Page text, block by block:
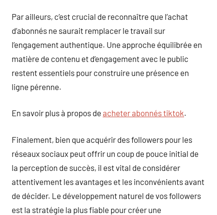
Par ailleurs, c’est crucial de reconnaître que l’achat
d’abonnés ne saurait remplacer le travail sur
l’engagement authentique. Une approche équilibrée en
matière de contenu et d’engagement avec le public
restent essentiels pour construire une présence en
ligne pérenne.
En savoir plus à propos de acheter abonnés tiktok.
Finalement, bien que acquérir des followers pour les
réseaux sociaux peut offrir un coup de pouce initial de
la perception de succès, il est vital de considérer
attentivement les avantages et les inconvénients avant
de décider. Le développement naturel de vos followers
est la stratégie la plus fiable pour créer une